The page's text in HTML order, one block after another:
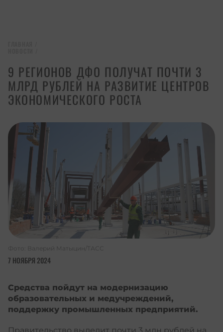
9 РЕГИОНОВ ДФО ПОЛУЧАТ ПОЧТИ 3
МЛРД РУБЛЕЙ НА РАЗВИТИЕ ЦЕНТРОВ
ЭКОНОМИЧЕСКОГО РОСТА
7 НОЯБРЯ 2024
Фото: Валерий Матыцин/ТАСС
Средства пойдут на модернизацию
образовательных и медучреждений,
поддержку промышленных предприятий.